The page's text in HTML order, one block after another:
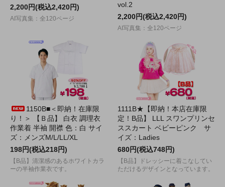
2,200円(税込2,420円)
AI写真集：全120ページ
vol.2
2,200円(税込2,420円)
AI写真集：全120ページ
1150B■＜即納！在庫限
り！＞ 【Ｂ品】 白衣 調理衣
作業着 半袖 開襟 色：白 サイ
ズ：メンズM/L/LL/XL
198円(税込218円)
【B品】清潔感のあるホワイトカラ
ーの半袖作業衣です。
1111B★【即納！本店在庫限
定！B品】 LLL スワンプリンセ
ススカート ベビーピンク サ
イズ：Ladies
680円(税込748円)
【B品】ドレッシーに着こなしてい
ただけるデザインとなっています。